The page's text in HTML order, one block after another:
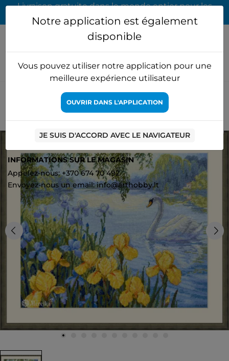
Livraison gratuite dans le monde entier pour les
commandes supérieures à 65 EUR
Kits de point de croix Merejka
Kit de point de croix
"Étang enchanté" 28x34 SK263
Notre application est également
disponible
Vous pouvez utiliser notre application pour une
meilleure expérience utilisateur
OUVRIR DANS L'APPLICATION
JE SUIS D'ACCORD AVEC LE NAVIGATEUR
INFORMATIONS SUR LE MAGASIN
Appelez-nous: +370 674 70 492
Envoyez-nous un email: info@arthobby.lt